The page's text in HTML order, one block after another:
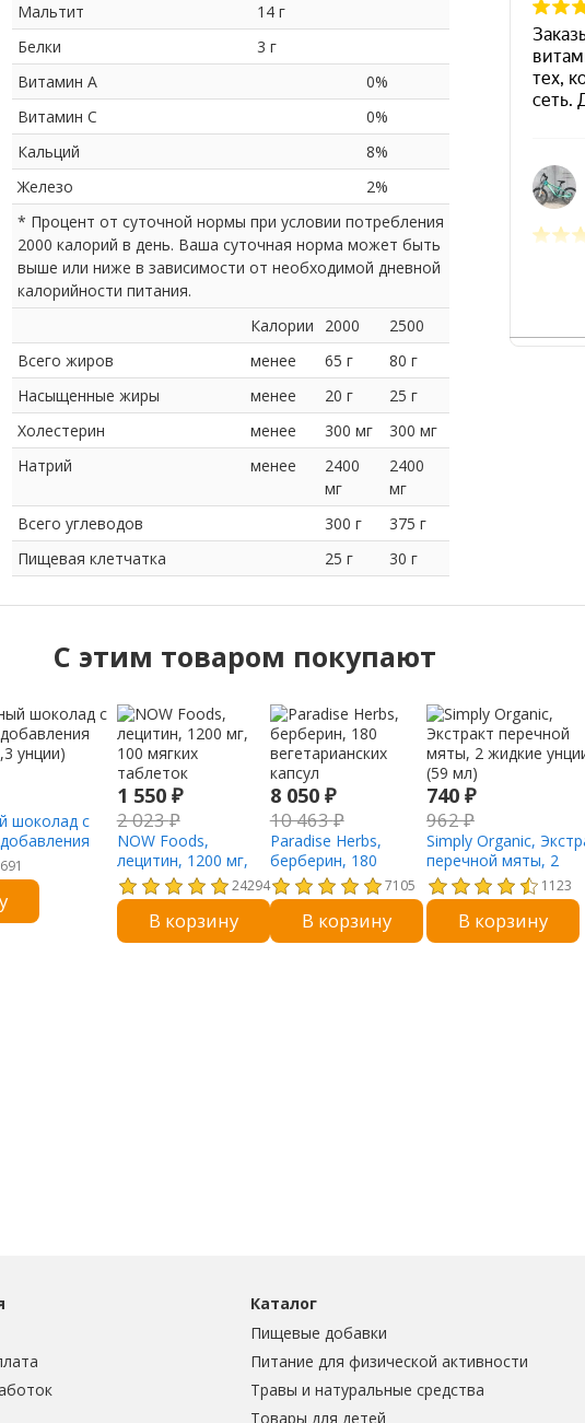
Мальтит
14 г
Белки
3 г
Витамин A
0%
Витамин C
0%
Кальций
8%
Железо
2%
* Процент от суточной нормы при условии потребления
2000 калорий в день. Ваша суточная норма может быть
выше или ниже в зависимости от необходимой дневной
калорийности питания.
Калории
2000
2500
Всего жиров
менее 65 г
80 г
Насыщенные жиры
менее 20 г
25 г
Холестерин
менее 300 мг
300 мг
Натрий
менее
2400
мг
2400
мг
Всего углеводов
300 г
375 г
Пищевая клетчатка
25 г 30 г
C этим товаром покупают
шоколад с
унции)
691
1 550 ₽
2 023₽
NOW Foods,
лецитин, 1200 мг,
100 мягких
таблеток
24294
В корзину
8 050 ₽
10 463₽
Paradise Herbs,
берберин, 180
вегетарианских
капсул
7105
В корзину
740 ₽
962₽
Simply Organic,
перечной мяты, 2
жидкие унции (59 мл)
1123
В корзину
Каталог
Пищевые добавки
Питание для физической активности
Травы и натуральные средства
Товары для детей